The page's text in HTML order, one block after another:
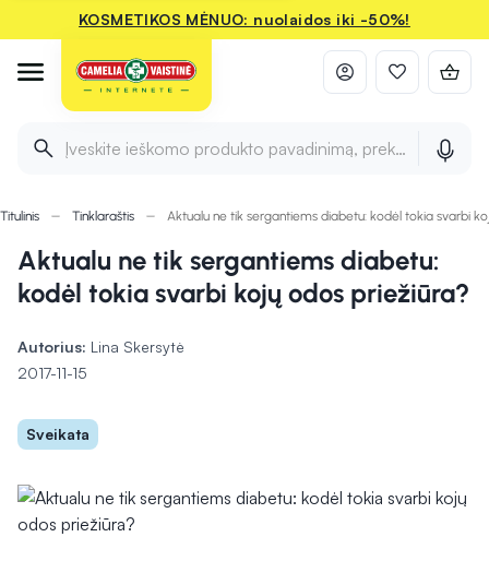
KOSMETIKOS MĖNUO: nuolaidos iki -50%!
Įveskite ieškomo produkto pavadinimą, prekės ženklą ir
Titulinis Tinklaraštis Aktualu ne tik sergantiems diabetu: kodėl tokia svarbi
Aktualu ne tik sergantiems diabetu:
kodėl tokia svarbi kojų odos priežiūra?
Autorius: Lina Skersytė
2017-11-15
Sveikata